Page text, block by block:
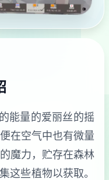
能量的爱丽丝的摇
在空气中也有微量
魔力，贮存在森林
这些植物以获取。